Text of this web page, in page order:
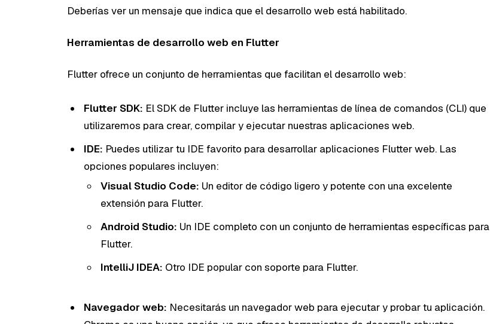
Deberías ver un mensaje que indica que el desarrollo web está habilitado.
Herramientas de desarrollo web en Flutter
Flutter ofrece un conjunto de herramientas que facilitan el desarrollo web:
Flutter SDK: El SDK de Flutter incluye las herramientas de línea de comandos (CLI) que
utilizaremos para crear, compilar y ejecutar nuestras aplicaciones web.
IDE: Puedes utilizar tu IDE favorito para desarrollar aplicaciones Flutter web. Las
opciones populares incluyen:
Visual Studio Code: Un editor de código ligero y potente con una excelente
extensión para Flutter.
Android Studio: Un IDE completo con un conjunto de herramientas específicas para
Flutter.
IntelliJ IDEA: Otro IDE popular con soporte para Flutter.
Navegador web: Necesitarás un navegador web para ejecutar y probar tu aplicación.